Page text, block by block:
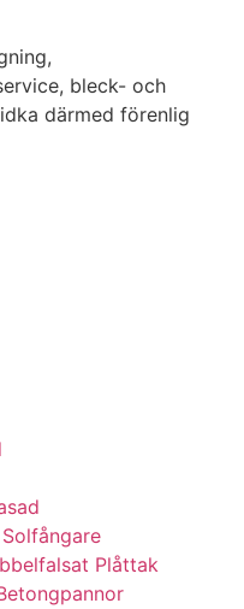
bleck- och
därmed förenlig
Plåttak